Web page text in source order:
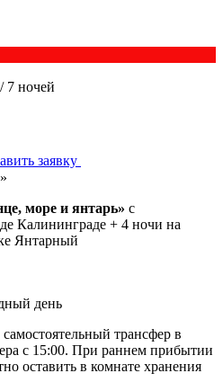
7 ночей
заявку
море и янтарь» с
Калининграде + 4 ночи на
Янтарный
день
трансфер в
с 15:00. При раннем прибытии
оставить в комнате хранения